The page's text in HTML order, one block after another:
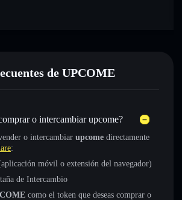
de UPCOME
o intercambiar upcome?
o intercambiar upcome directamente
:
móvil o extensión del navegador)
de Intercambio
como el token que deseas comprar o